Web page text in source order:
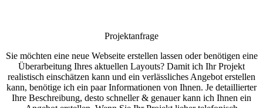
Projektanfrage
Sie möchten eine neue Webseite erstellen lassen oder benötigen eine
Überarbeitung Ihres aktuellen Layouts? Damit ich Ihr Projekt
realistisch einschätzen kann und ein verlässliches Angebot erstellen
kann, benötige ich ein paar Informationen von Ihnen. Je detaillierter
Ihre Beschreibung, desto schneller & genauer kann ich Ihnen ein